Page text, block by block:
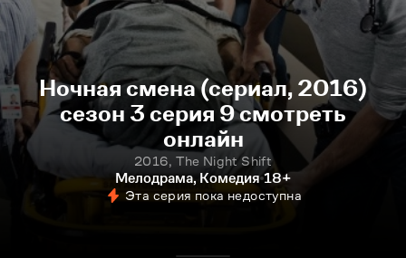
Ночная смена (сериал, 2016)
сезон 3 серия 9 смотреть
онлайн
2016, The Night Shift
Мелодрама, Комедия 18+
Эта серия пока недоступна